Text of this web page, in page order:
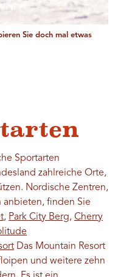
Sie doch mal etwas
Sportarten
zahlreiche Orte,
Nordische Zentren,
finden Sie
, Park City Berg, Cherry
Das Mountain Resort
und weitere zehn